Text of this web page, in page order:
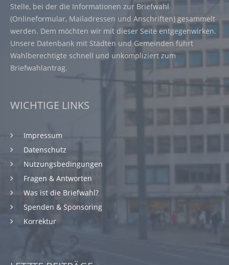
Stelle, bei der die Informationen zur Briefwahl
(Onlineformular, Mailadressen und Anschriften) gesammelt
werden. Dem möchten wir mit dieser Seite entgegenwirken.
Unsere Datenbank mit Städten und Gemeinden führt
Wahlberechtigte schnell und unkompliziert zum
Briefwahlantrag.
WICHTIGE LINKS
Impressum
Datenschutz
Nutzungsbedingungen
Fragen & Antworten
Was ist die Briefwahl?
Spenden & Sponsoring
Korrektur